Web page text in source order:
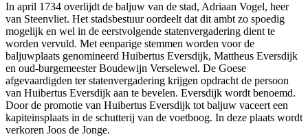
In april 1734 overlijdt de baljuw van de stad, Adriaan Vogel, heer
van Steenvliet. Het stadsbestuur oordeelt dat dit ambt zo spoedig
mogelijk en wel in de eerstvolgende statenvergadering dient te
worden vervuld. Met eenparige stemmen worden voor de
baljuwplaats genomineerd Huibertus Eversdijk, Mattheus Eversdijk
en oud-burgemeester Boudewijn Verselewel. De Goese
afgevaardigden ter statenvergadering krijgen opdracht de persoon
van Huibertus Eversdijk aan te bevelen. Eversdijk wordt benoemd.
Door de promotie van Huibertus Eversdijk tot baljuw vaceert een
kapiteinsplaats in de schutterij van de voetboog. In deze plaats wordt
verkoren Joos de Jonge.